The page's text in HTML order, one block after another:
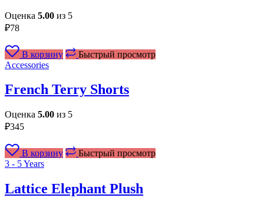
Оценка 5.00 из 5
₽78
В корзину
Быстрый просмотр
Accessories
French Terry Shorts
Оценка 5.00 из 5
₽345
В корзину
Быстрый просмотр
3 - 5 Years
Lattice Elephant Plush